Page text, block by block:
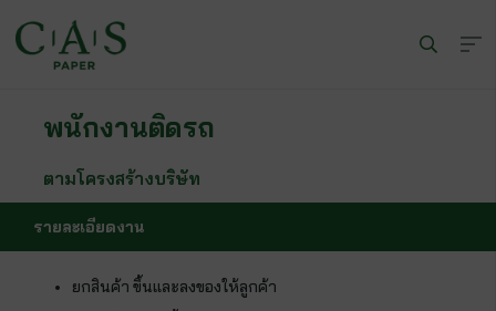
พนักงานติดรถ
ตามโครงสร้างบริษัท
รายละเอียดงาน
ยกสินค้า ขึ้นและลงของให้ลูกค้า